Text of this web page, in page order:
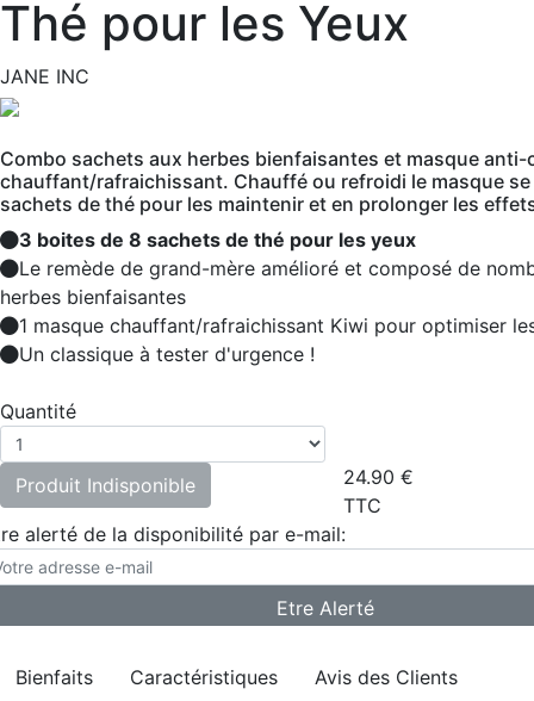
Thé pour les Yeux
JANE INC
Combo sachets aux herbes bienfaisantes et masque anti-
chauffant/rafraichissant. Chauffé ou refroidi le masque
sachets de thé pour les maintenir et en prolonger les
3 boites de 8 sachets de thé pour les yeux
Le remède de grand-mère amélioré et composé de
herbes bienfaisantes
1 masque chauffant/rafraichissant Kiwi pour optimiser
Un classique à tester d'urgence !
Quantité
Produit Indisponible 24.90 €
TTC
alerté de la disponibilité par e-mail:
Bienfaits Caractéristiques
Avis des Clients